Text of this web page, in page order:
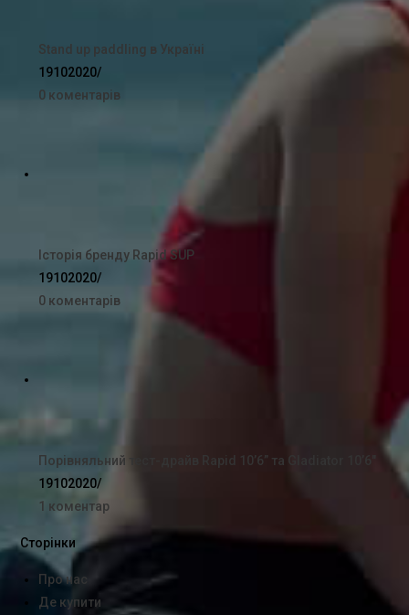
Stand up paddling в Україні
19102020/
0 коментарів
Історія бренду Rapid SUP
19102020/
0 коментарів
Порівняльний тест-драйв Rapid 10’6” та Gladiator 10’6″
19102020/
1 коментар
Сторінки
Про нас
Де купити